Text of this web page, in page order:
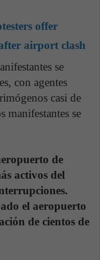
offer
airport clash
se
con agentes
casi de
manifestantes se
de
activos del
el aeropuerto
de cientos de